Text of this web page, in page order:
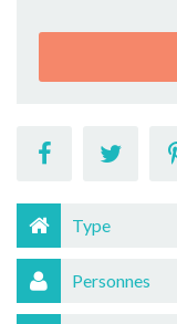
Type
Personnes